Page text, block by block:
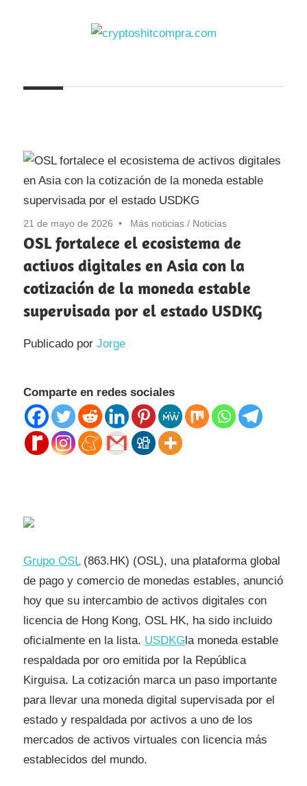
21 de mayo de 2026 Más noticias / Noticias
OSL fortalece el ecosistema de
activos digitales en Asia con la
cotización de la moneda estable
supervisada por el estado USDKG
Publicado por Jorge
Comparte en redes sociales
Grupo OSL(863.HK) (OSL), una plataforma global
de pago y comercio de monedas estables, anunció
hoy que su intercambio de activos digitales con
licencia de Hong Kong, OSL HK, ha sido incluido
oficialmente en la lista. USDKG la moneda estable
respaldada por oro emitida por la República
Kirguisa. La cotización marca un paso importante
para llevar una moneda digital supervisada por el
estado y respaldada por activos a uno de los
mercados de activos virtuales con licencia más
establecidos del mundo.